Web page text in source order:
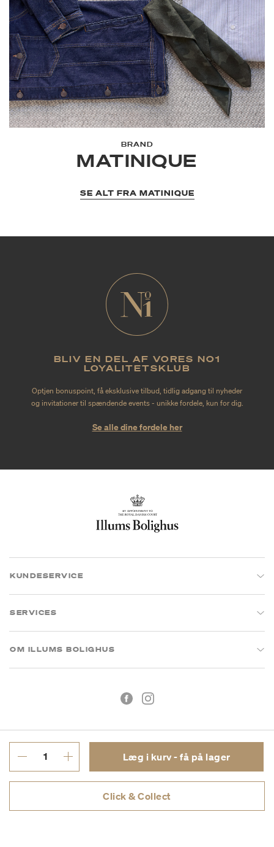
Læg i kurv - få på lager
Click & Collect
BRAND
MATINIQUE
SE ALT FRA MATINIQUE
BLIV EN DEL AF VORES NO1
LOYALITETSKLUB
Optjen bonuspoint, få eksklusive tilbud, tidlig adgang til nyheder
og invitationer til spændende events - unikke fordele, kun for dig.
Se alle dine fordele her
KUNDESERVICE
SERVICES
OM ILLUMS BOLIGHUS
CVR: 26573394